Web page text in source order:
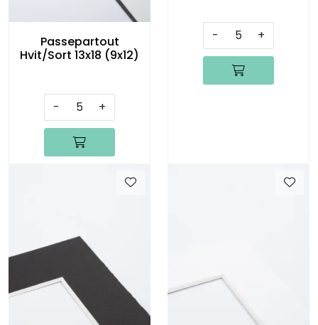
Passepartout
Hvit/Sort 13x18 (9x12)
- +
- +